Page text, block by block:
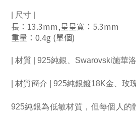
| 尺寸 |
長：13.3mm,星星寬：5.3mm
重量：0.4g (單個)
| 材質 | 925純銀、Swarovski施華
| 材質簡介 | 925純銀鍍18K金 、玫
925純銀為低敏材質，但每個人的